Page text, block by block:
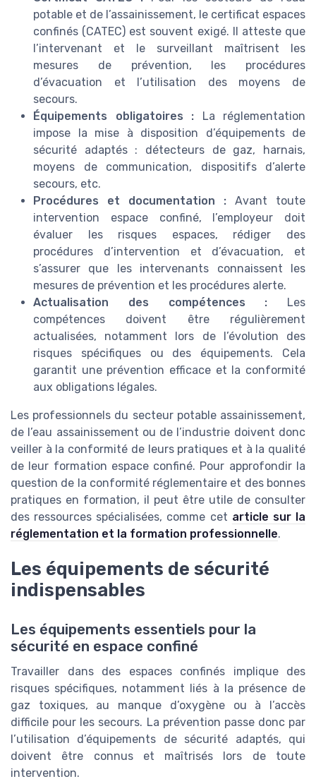
potable et de l’assainissement, le certificat espaces
confinés (CATEC) est souvent exigé. Il atteste que
l’intervenant et le surveillant maîtrisent les
mesures de prévention, les procédures
d’évacuation et l’utilisation des moyens de
secours.
Équipements obligatoires : La réglementation
impose la mise à disposition d’équipements de
sécurité adaptés : détecteurs de gaz, harnais,
moyens de communication, dispositifs d’alerte
secours, etc.
Procédures et documentation : Avant toute
intervention espace confiné, l’employeur doit
évaluer les risques espaces, rédiger des
procédures d’intervention et d’évacuation, et
s’assurer que les intervenants connaissent les
mesures de prévention et les procédures alerte.
Actualisation des compétences : Les
compétences doivent être régulièrement
actualisées, notamment lors de l’évolution des
risques spécifiques ou des équipements. Cela
garantit une prévention efficace et la conformité
aux obligations légales.
Les professionnels du secteur potable assainissement,
de l’eau assainissement ou de l’industrie doivent donc
veiller à la conformité de leurs pratiques et à la qualité
de leur formation espace confiné. Pour approfondir la
question de la conformité réglementaire et des bonnes
pratiques en formation, il peut être utile de consulter
des ressources spécialisées, comme cet article sur la
réglementation et la formation professionnelle.
Les équipements de sécurité
indispensables
Les équipements essentiels pour la
sécurité en espace confiné
Travailler dans des espaces confinés implique des
risques spécifiques, notamment liés à la présence de
gaz toxiques, au manque d’oxygène ou à l’accès
difficile pour les secours. La prévention passe donc par
l’utilisation d’équipements de sécurité adaptés, qui
doivent être connus et maîtrisés lors de toute
intervention.